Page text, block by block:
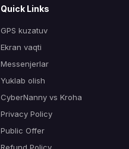
Quick Links
GPS kuzatuv
Ekran vaqti
Messenjerlar
Yuklab olish
CyberNanny vs Kroha
Privacy Policy
Public Offer
Refund Policy